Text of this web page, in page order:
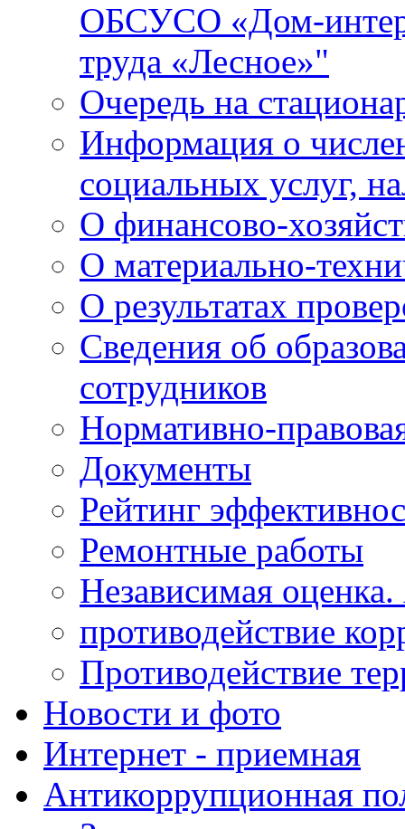
ОБСУСО «Дом-
труда «Лесное»"
Очередь на
Информация о
социальных услуг,
О финансово-
О материально-
О результатах
Сведения об
сотрудников
Нормативно-
Документы
Рейтинг
Ремонтные работы
Независимая
противодействие
Противодействие
Новости и фото
Интернет - приемная
Антикоррупционная